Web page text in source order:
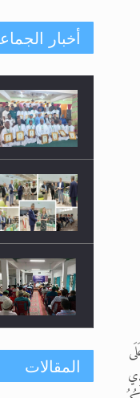
المزيد
أخبار
المقالات